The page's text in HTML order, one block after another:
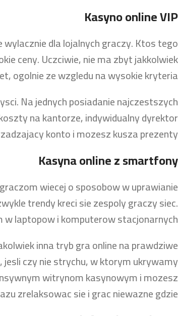
Kasyno online VIP
dla lojalnych graczy. Ktos tego
ceny. Uczciwie, nie ma zbyt jakkolwiek
ogolnie ze wzgledu na wysokie kryteria.
Na jednych posiadanie najczestszych
na kantorze, indywidualny dyrektor
konto i mozesz kusza prezenty.
Kasyna online z smartfony
wiecej o sposobow w uprawianie
trendy kreci sie zespoly graczy siec.
laptopow i komputerow stacjonarnych.
inna tryb gra online na prawdziwe
czy nie strychu, w ktorym ukrywamy
witrynom kasynowym i mozesz
zrelaksowac sie i grac niewazne gdzie.